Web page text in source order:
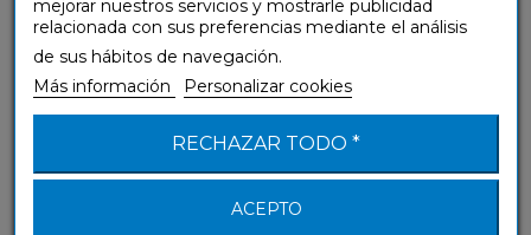
mejorar nuestros servicios y mostrarle publicidad
relacionada con sus preferencias mediante el análisis
de sus hábitos de navegación.
Más información
Personalizar cookies
RECHAZAR TODO *
ACEPTO